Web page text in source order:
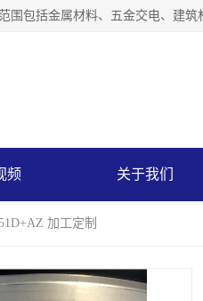
频 关于我们
加工定制